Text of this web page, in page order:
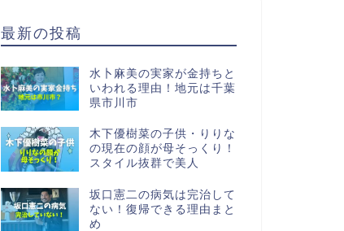
最新の投稿
水卜麻美の実家が金持ちと
いわれる理由！地元は千葉
県市川市
木下優樹菜の子供・りりな
の現在の顔が母そっくり！
スタイル抜群で美人
坂口憲二の病気は完治して
ない！復帰できる理由まと
め